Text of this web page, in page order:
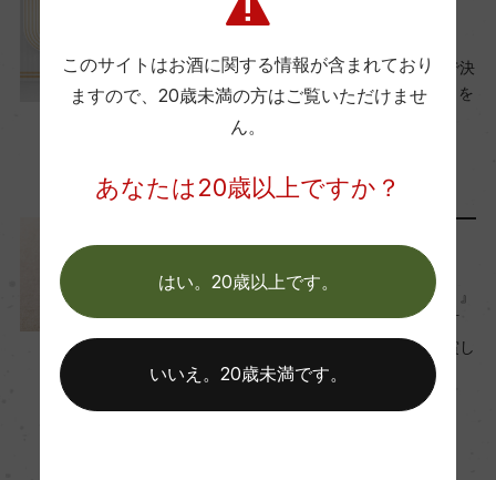
年末年始のお酒選びはコレで決
まり！おすすめ12選でお正月を
Craft Sake ワイン
メディア・受賞情報
【受賞情報】『雄町サミット』
で熊屋酒造の「庵 備前雄町
純米大吟醸」が優等賞を受賞し
ました
このサイトはお酒に関する情報が含まれており
ますので、 20歳未満の方はご覧いただけませ
ん。
あなたは20歳以上ですか？
はい。20歳以上です。
いいえ。20歳未満です。